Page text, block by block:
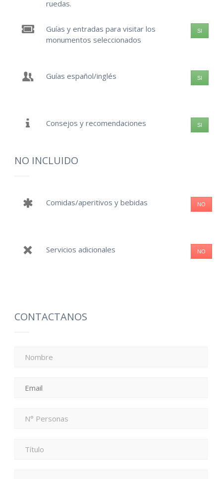
ruedas.
Guías y entradas para visitar los
monumentos seleccionados
SI
Guías español/inglés SI
Consejos y recomendaciones SI
NO INCLUIDO
Comidas/aperitivos y bebidas NO
Servicios adicionales NO
CONTACTANOS